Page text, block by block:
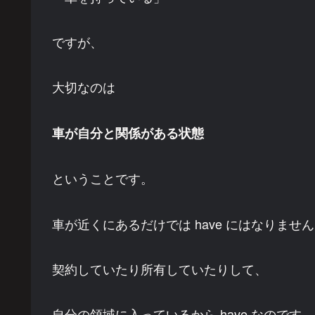
ですが、
大切なのは
車が自分と関係がある状態
ということです。
車が近くにあるだけでは have にはなりませ
契約していたり所有していたりして、